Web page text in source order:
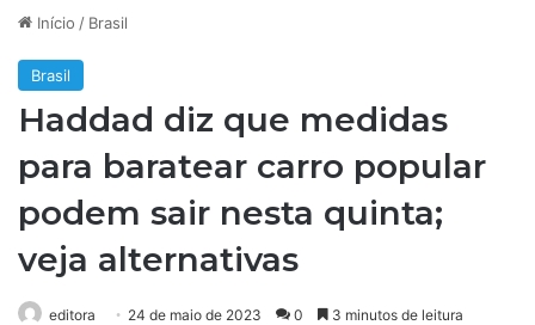
Início / Brasil
Brasil
Haddad diz que medidas
para baratear carro popular
podem sair nesta quinta;
veja alternativas
editora 24 de maio de 2023 0 3 minutos de leitura